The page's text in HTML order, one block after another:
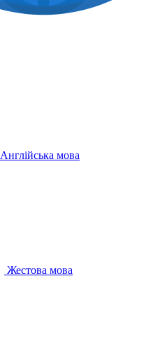
Англійська мова
Жестова мова